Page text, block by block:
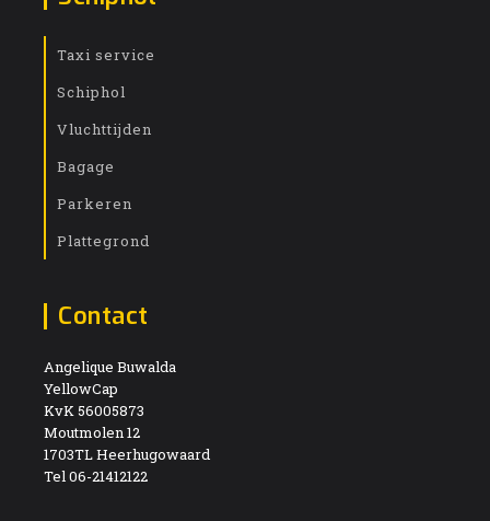
Taxi service
Schiphol
Vluchttijden
Bagage
Parkeren
Plattegrond
Contact
Angelique Buwalda
YellowCap
KvK 56005873
Moutmolen 12
1703TL Heerhugowaard
Tel 06-21412122